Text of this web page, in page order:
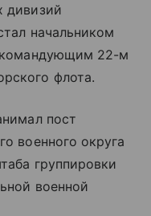
дивизий
начальником
22-м
флота.
пост
военного округа
группировки
военной